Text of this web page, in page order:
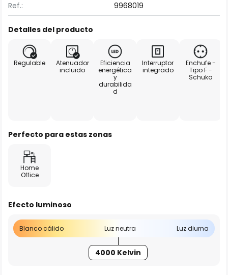
Ref.:
9968019
Detalles del producto
Regulable
Atenuador
incluido
Eficiencia
energética
y
durabilida
d
Interruptor
integrado
Enchufe -
Tipo F -
Schuko
Perfecto para estas zonas
Home
Office
Efecto luminoso
Blanco cálido Luz neutra Luz diurna
4000 Kelvin